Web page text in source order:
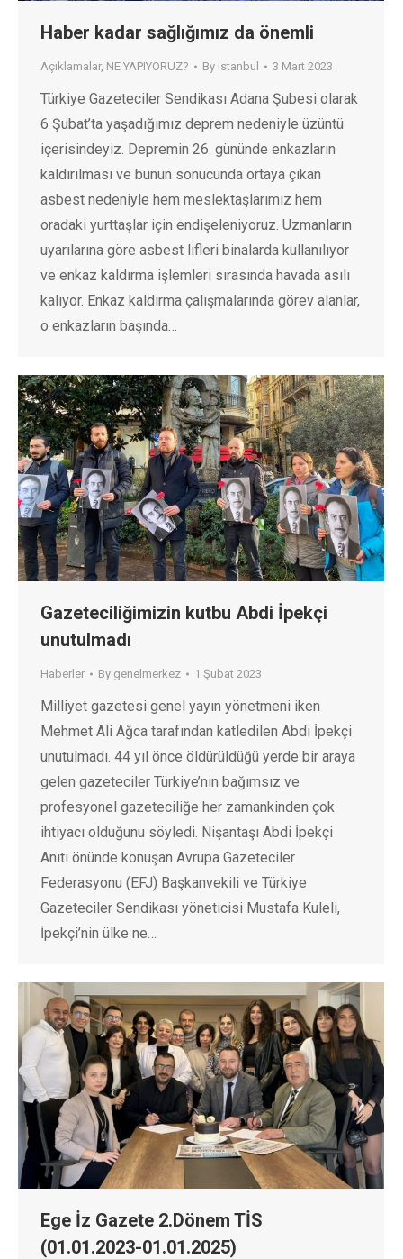
Haber kadar sağlığımız da önemli
Açıklamalar, NE YAPIYORUZ? By istanbul 3 Mart 2023
Türkiye Gazeteciler Sendikası Adana Şubesi olarak
6 Şubat’ta yaşadığımız deprem nedeniyle üzüntü
içerisindeyiz. Depremin 26. gününde enkazların
kaldırılması ve bunun sonucunda ortaya çıkan
asbest nedeniyle hem meslektaşlarımız hem
oradaki yurttaşlar için endişeleniyoruz. Uzmanların
uyarılarına göre asbest lifleri binalarda kullanılıyor
ve enkaz kaldırma işlemleri sırasında havada asılı
kalıyor. Enkaz kaldırma çalışmalarında görev alanlar,
o enkazların başında…
Gazeteciliğimizin kutbu Abdi İpekçi
unutulmadı
Haberler By genelmerkez 1 Şubat 2023
Milliyet gazetesi genel yayın yönetmeni iken
Mehmet Ali Ağca tarafından katledilen Abdi İpekçi
unutulmadı. 44 yıl önce öldürüldüğü yerde bir araya
gelen gazeteciler Türkiye’nin bağımsız ve
profesyonel gazeteciliğe her zamankinden çok
ihtiyacı olduğunu söyledi. Nişantaşı Abdi İpekçi
Anıtı önünde konuşan Avrupa Gazeteciler
Federasyonu (EFJ) Başkanvekili ve Türkiye
Gazeteciler Sendikası yöneticisi Mustafa Kuleli,
İpekçi’nin ülke ne…
Ege İz Gazete 2.Dönem TİS
(01.01.2023-01.01.2025)